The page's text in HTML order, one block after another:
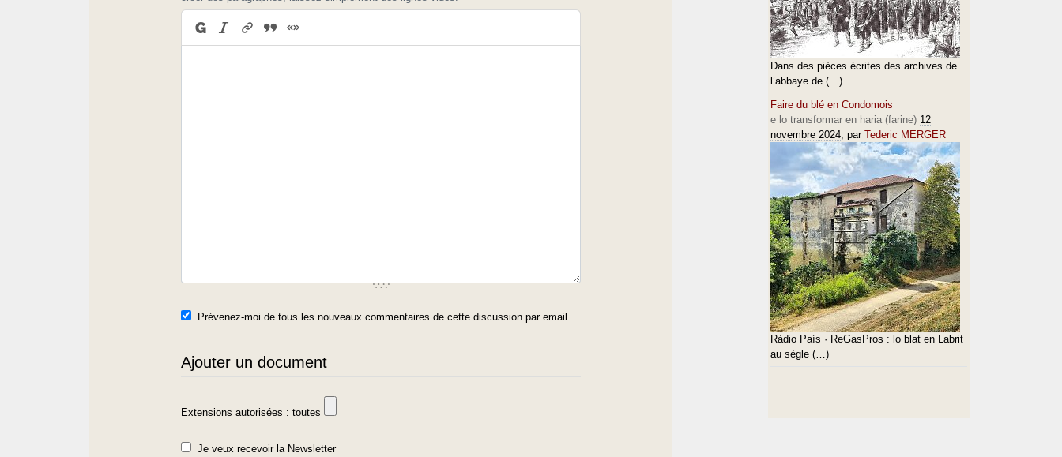
Prévenez-moi de tous les nouveaux commentaires de cette discussion par email
Ajouter un document
Extensions autorisées : toutes
Je veux recevoir la Newsletter
Dans des pièces écrites des archives de
l’abbaye de (…)
Faire du blé en Condomois
e lo transformar en haria (farine) 12
novembre 2024, par Tederic MERGER
Ràdio País · ReGasPros : lo blat en Labrit
au sègle (…)